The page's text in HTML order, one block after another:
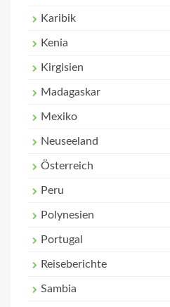
Karibik
Kenia
Kirgisien
Madagaskar
Mexiko
Neuseeland
Österreich
Peru
Polynesien
Portugal
Reiseberichte
Sambia